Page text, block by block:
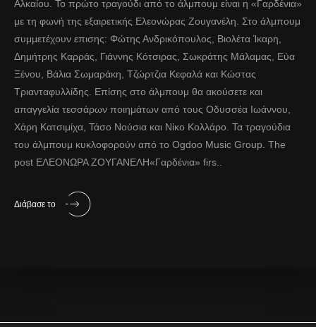
Αλκαίου. Το πρώτο τραγούδι από το άλμπουμ είναι η «Γαρδένια»
με τη φωνή της εξαιρετικής Ελεονώρας Ζουγανέλη. Στο άλμπουμ
συμμετέχουν επισης: Φώτης Ανδρικόπουλος, Βιολέτα Ίκαρη,
Δημήτρης Καρράς, Γιάννης Κότσιρας, Σωκράτης Μάλαμας, Εύα
Ξένου, Βάλια Σωμαράκη, Τζώρτζια Κεφαλά και Κώστας
Τριανταφυλλίδης. Επίσης στο άλμπουμ θα ακούσετε και
απαγγελία τεσσάρων ποιημάτων από τους Οδυσσέα Ιωάννου,
Χάρη Κατσιμίχα, Τάσο Νούσια και Νίκο Κολλάρο. Τα τραγούδια
του άλμπουμ κυκλοφορούν από το Οgdoo Music Group. The
post ΕΛΕΟΝΩΡΑ ΖΟΥΓΑΝΕΛΗ«Γαρδένια» firs..
Διάβασε το